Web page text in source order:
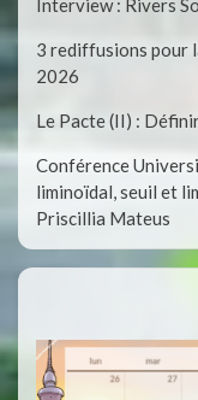
Interview : Rivers
3 rediffusions pour
2026
Le Pacte (II) :
Conférence
liminoïdal, seuil et
Priscillia Mateus